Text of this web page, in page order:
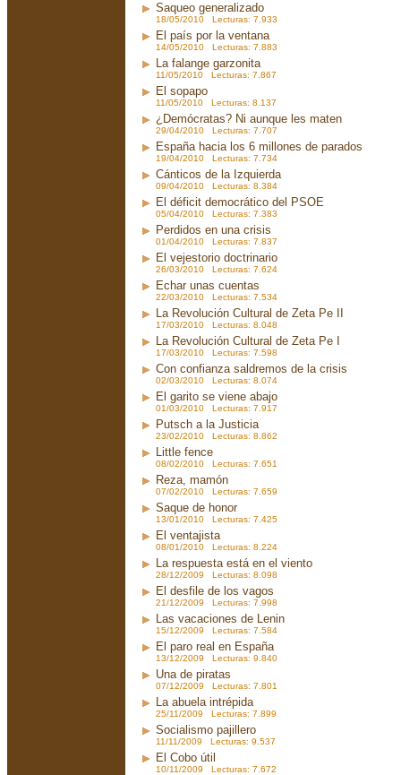
Saqueo generalizado
18/05/2010 Lecturas: 7.933
El país por la ventana
14/05/2010 Lecturas: 7.883
La falange garzonita
11/05/2010 Lecturas: 7.867
El sopapo
11/05/2010 Lecturas: 8.137
¿Demócratas? Ni aunque les maten
29/04/2010 Lecturas: 7.707
España hacia los 6 millones de parados
19/04/2010 Lecturas: 7.734
Cánticos de la Izquierda
09/04/2010 Lecturas: 8.384
El déficit democrático del PSOE
05/04/2010 Lecturas: 7.383
Perdidos en una crisis
01/04/2010 Lecturas: 7.837
El vejestorio doctrinario
26/03/2010 Lecturas: 7.624
Echar unas cuentas
22/03/2010 Lecturas: 7.534
La Revolución Cultural de Zeta Pe II
17/03/2010 Lecturas: 8.048
La Revolución Cultural de Zeta Pe I
17/03/2010 Lecturas: 7.598
Con confianza saldremos de la crisis
02/03/2010 Lecturas: 8.074
El garito se viene abajo
01/03/2010 Lecturas: 7.917
Putsch a la Justicia
23/02/2010 Lecturas: 8.862
Little fence
08/02/2010 Lecturas: 7.651
Reza, mamón
07/02/2010 Lecturas: 7.659
Saque de honor
13/01/2010 Lecturas: 7.425
El ventajista
08/01/2010 Lecturas: 8.224
La respuesta está en el viento
28/12/2009 Lecturas: 8.098
El desfile de los vagos
21/12/2009 Lecturas: 7.998
Las vacaciones de Lenin
15/12/2009 Lecturas: 7.584
El paro real en España
13/12/2009 Lecturas: 9.840
Una de piratas
07/12/2009 Lecturas: 7.801
La abuela intrépida
25/11/2009 Lecturas: 7.899
Socialismo pajillero
11/11/2009 Lecturas: 9.537
El Cobo útil
10/11/2009 Lecturas: 7.672